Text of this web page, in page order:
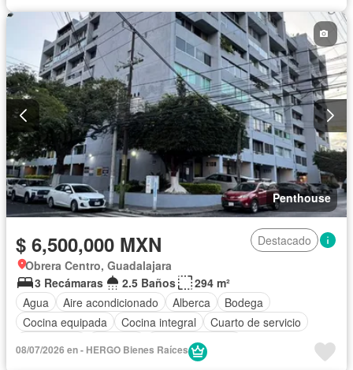
Penthouse
$ 6,500,000 MXN
Destacado
Obrera Centro, Guadalajara
3 Recámaras
2.5 Baños
294 m²
Agua
Aire acondicionado Alberca
Bodega
Cocina equipada
Cocina integral
Cuarto de servicio
Estacionamiento
Terraza
08/07/2026 en - HERGO Bienes Raíces